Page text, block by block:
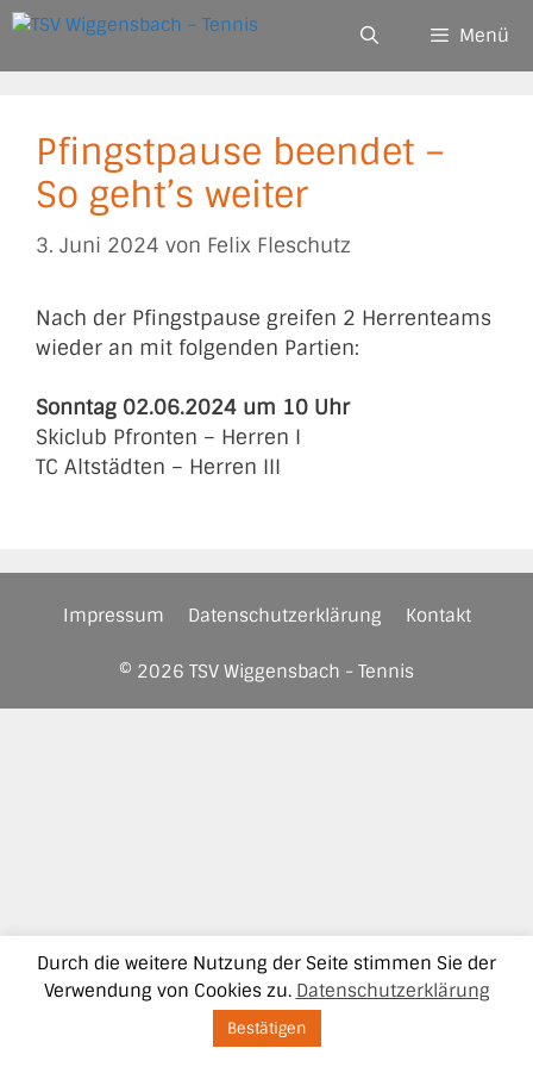
Zum
springen
Menü
Pfingstpause beendet –
So geht’s weiter
3. Juni 2024 von Felix Fleschutz
Nach der Pfingstpause greifen 2 Herrenteams
wieder an mit folgenden Partien:
Sonntag 02.06.2024 um 10 Uhr
Skiclub Pfronten – Herren I
TC Altstädten – Herren III
Impressum Datenschutzerklärung Kontakt
© 2026 TSV Wiggensbach - Tennis
Durch die weitere Nutzung der Seite stimmen Sie der
Verwendung von Cookies zu. Datenschutzerklärung
Bestätigen